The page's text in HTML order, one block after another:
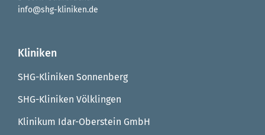
info@shg-kliniken.de
Kliniken
SHG-Kliniken Sonnenberg
SHG-Kliniken Völklingen
Klinikum Idar-Oberstein GmbH